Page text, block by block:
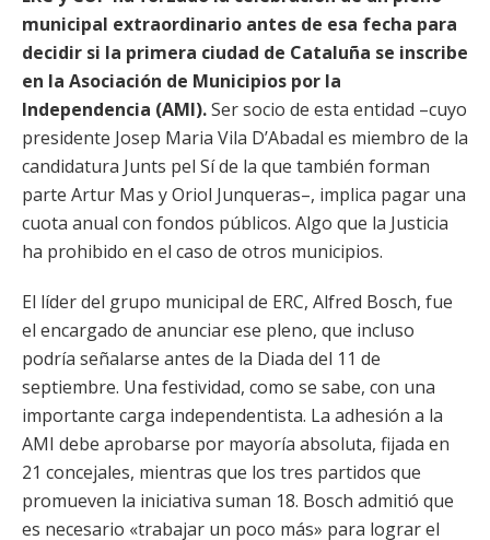
municipal extraordinario antes de esa fecha para
decidir si la primera ciudad de Cataluña se inscribe
en la Asociación de Municipios por la
Independencia (AMI).Ser socio de esta entidad –cuyo
presidente Josep Maria Vila D’Abadal es miembro de la
candidatura Junts pel Sí de la que también forman
parte Artur Mas y Oriol Junqueras–, implica pagar una
cuota anual con fondos públicos. Algo que la Justicia
ha prohibido en el caso de otros municipios.
El líder del grupo municipal de ERC, Alfred Bosch, fue
el encargado de anunciar ese pleno, que incluso
podría señalarse antes de la Diada del 11 de
septiembre. Una festividad, como se sabe, con una
importante carga independentista. La adhesión a la
AMI debe aprobarse por mayoría absoluta, fijada en
21 concejales, mientras que los tres partidos que
promueven la iniciativa suman 18. Bosch admitió que
es necesario «trabajar un poco más» para lograr el